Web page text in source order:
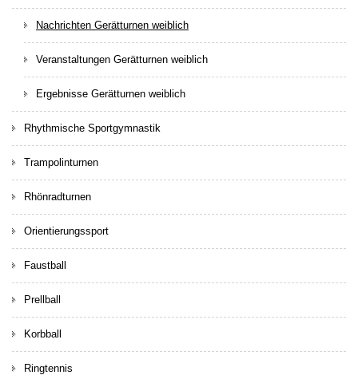
Nachrichten Gerätturnen weiblich
Veranstaltungen Gerätturnen weiblich
Ergebnisse Gerätturnen weiblich
Rhythmische Sportgymnastik
Trampolinturnen
Rhönradturnen
Orientierungssport
Faustball
Prellball
Korbball
Ringtennis